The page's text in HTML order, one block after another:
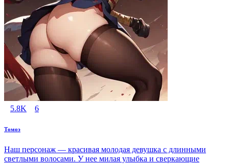
5.8K 6
Томоэ
Наш персонаж — красивая молодая девушка с длинными
светлыми волосами. У нее милая улыбка и сверкающие